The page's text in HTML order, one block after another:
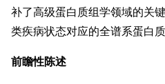
补了高级蛋白质组学领域的关
类疾病状态对应的全谱系蛋白质
前瞻性陈述